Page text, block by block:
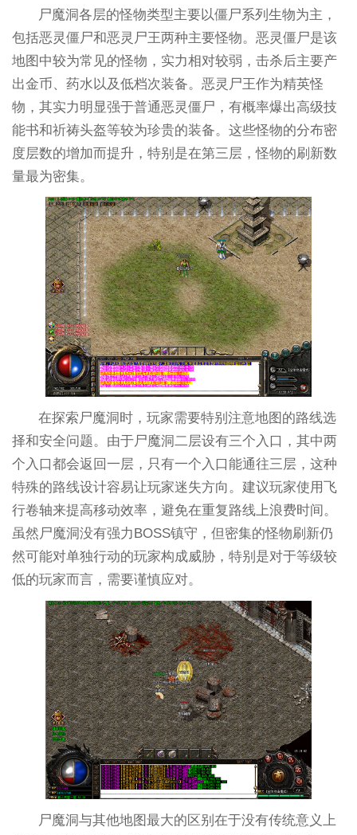
尸魔洞各层的怪物类型主要以僵尸系列生物为主，
包括恶灵僵尸和恶灵尸王两种主要怪物。恶灵僵尸是该
地图中较为常见的怪物，实力相对较弱，击杀后主要产
出金币、药水以及低档次装备。恶灵尸王作为精英怪
物，其实力明显强于普通恶灵僵尸，有概率爆出高级技
能书和祈祷头盔等较为珍贵的装备。这些怪物的分布密
度层数的增加而提升，特别是在第三层，怪物的刷新数
量最为密集。
在探索尸魔洞时，玩家需要特别注意地图的路线选
择和安全问题。由于尸魔洞二层设有三个入口，其中两
个入口都会返回一层，只有一个入口能通往三层，这种
特殊的路线设计容易让玩家迷失方向。建议玩家使用飞
行卷轴来提高移动效率，避免在重复路线上浪费时间。
虽然尸魔洞没有强力BOSS镇守，但密集的怪物刷新仍
然可能对单独行动的玩家构成威胁，特别是对于等级较
低的玩家而言，需要谨慎应对。
尸魔洞与其他地图最大的区别在于没有传统意义上